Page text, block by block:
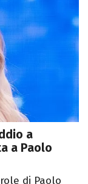
a
a Paolo
di Paolo